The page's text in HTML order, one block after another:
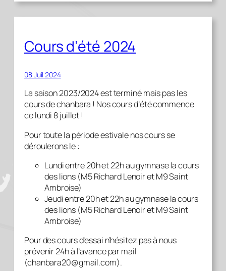
Cours d’été 2024
08 Juil 2024
La saison 2023/2024 est terminé mais pas les
cours de chanbara ! Nos cours d’été commence
ce lundi 8 juillet !
Pour toute la période estivale nos cours se
déroulerons le :
Lundi entre 20h et 22h au gymnase la cours
des lions (M5 Richard Lenoir et M9 Saint
Ambroise)
Jeudi entre 20h et 22h au gymnase la cours
des lions (M5 Richard Lenoir et M9 Saint
Ambroise)
Pour des cours d’essai n’hésitez pas à nous
prévenir 24h à l’avance par mail
(chanbara20@gmail.com).